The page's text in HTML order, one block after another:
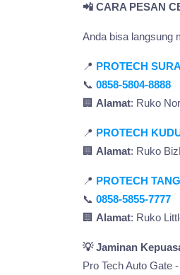
📲 CARA PESAN
Anda bisa langsung
📍 PROTECH
📞 0858-5804-8888
🏢 Alamat: Ruko
📍 PROTECH
🏢 Alamat: Ruko
📍 PROTECH
📞 0858-5855-7777
🏢 Alamat: Ruko
💡 Jaminan
Pro Tech Auto Gate